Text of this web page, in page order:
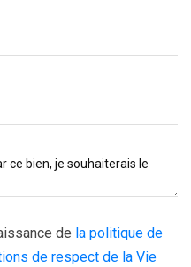
de la politique de
de respect de la Vie